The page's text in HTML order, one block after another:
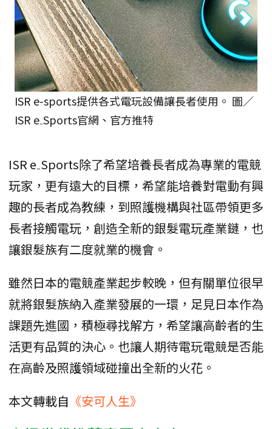
ISR e-sports提供各式電玩設備讓長者使用。 圖／
ISR e₋Sports官網、官方推特
ISR e₋Sports除了希望培養長者成為專業的電競
玩家，更有遠大的目標，希望能培養對電動有興
趣的長者成為教練，到照護機構與社區帶領更多
長者接觸電玩，創造全新的銀髮電玩產業鏈，也
讓銀髮族有二度就業的機會。
雖然日本的電競產業起步較晚，但有關單位很早
就將銀髮族納入產業發展的一環，足見日本作為
課題先進國，積極尋找解方，希望讓高齡者的生
活更有品質的決心。也讓人期待電玩電競是否能
在高齡及照護領域碰撞出全新的火花。
本文轉載自 《安可人生》